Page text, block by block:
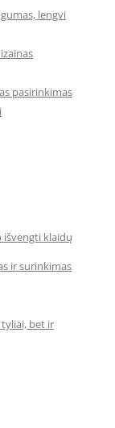
lengvi
pasirinkimas
išvengti klaidų
ir surinkimas
bet ir